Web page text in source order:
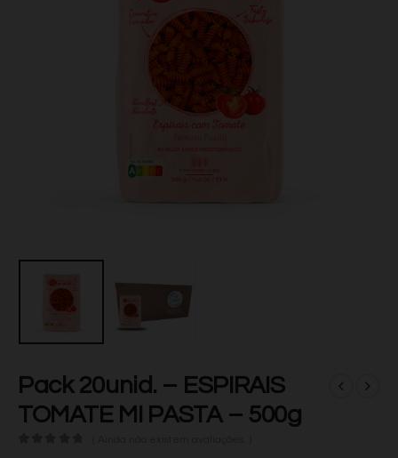
Pack 20unid. – ESPIRAIS
TOMATE MI PASTA – 500g